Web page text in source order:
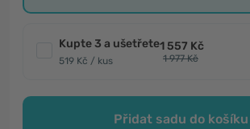
Kupte 3 a ušetřete
519 Kč / kus
1 557 Kč
1 977 Kč
Přidat sadu do košíku